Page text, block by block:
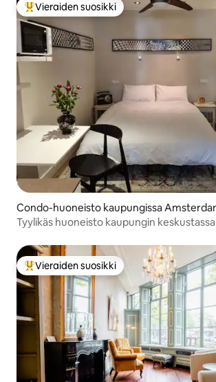
Vieraiden suosikkien parhaimmistoa
Vieraiden suosikki
Condo-huoneisto kaupungissa
Tyylikäs huoneisto kaupungin keskustassa
Vieraiden suosikkien parhaimmistoa
Vieraiden suosikki